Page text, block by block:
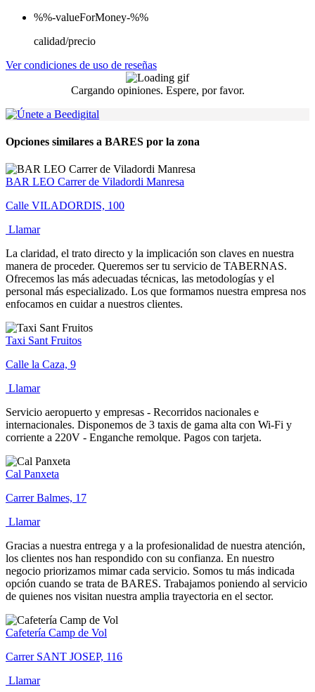
%%-valueForMoney-%%
calidad/precio
Ver condiciones de uso de reseñas
Cargando opiniones. Espere, por favor.
Opciones similares a BARES por la zona
BAR LEO Carrer de Viladordi Manresa
Calle VILADORDIS, 100
Llamar
La claridad, el trato directo y la implicación son claves en nuestra
manera de proceder. Queremos ser tu servicio de TABERNAS.
Ofrecemos las más adecuadas técnicas, las metodologías y el
personal más especializado. Los que formamos nuestra empresa nos
enfocamos en cuidar a nuestros clientes.
Taxi Sant Fruitos
Calle la Caza, 9
Llamar
Servicio aeropuerto y empresas - Recorridos nacionales e
internacionales. Disponemos de 3 taxis de gama alta con Wi-Fi y
corriente a 220V - Enganche remolque. Pagos con tarjeta.
Cal Panxeta
Carrer Balmes, 17
Llamar
Gracias a nuestra entrega y a la profesionalidad de nuestra atención,
los clientes nos han respondido con su confianza. En nuestro
negocio priorizamos mimar cada servicio. Somos tu más indicada
opción cuando se trata de BARES. Trabajamos poniendo al servicio
de quienes nos visitan nuestra amplia trayectoria en el sector.
Cafetería Camp de Vol
Carrer SANT JOSEP, 116
Llamar